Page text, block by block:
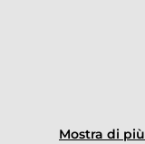
Mostra di più